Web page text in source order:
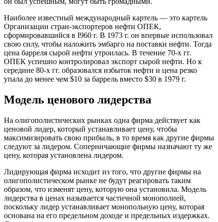
Наиболее известный международный картель — это картель
Организации стран-экспортеров нефти ОПЕК,
сформировавшийся в I960 г. В 1973 г. он впервые использовал
свою силу, чтобы наложить эмбарго на поставки нефти. Тогда
цена барреля сырой нефти утроилась. В течение 70-х гг.
ОПЕК успешно контролировал экспорт сырой нефти. Но к
середине 80-х гг. образовался избыток нефти и цена резко
упала до менее чем $10 за баррель вместо $30 в 1979 г.
Модель ценового лидерства
На олигополистических рынках одна фирма действует как
ценовой лидер, который устанавливает цену, чтобы
максимизировать свою прибыль, в то время как другие фирмы
следуют за лидером. Соперничающие фирмы назначают ту же
цену, которая установлена лидером.
Лидирующая фирма исходит из того, что другие фирмы на
олигополистическом рынке не будут реагировать таким
образом, что изменят цену, которую она установила. Модель
лидерства в ценах называется частичной монополией,
поскольку лидер устанавливает монопольную цену, которая
основана на его предельном доходе и предельных издержках.